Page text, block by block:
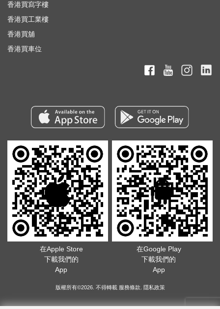
香港買寫字樓
香港買工業樓
香港買舖
香港買車位
在Apple Store
下載我們的
App
在Google Play
下載我們的
App
版權所有©2026. 不得轉載 服務條款 隱私政策